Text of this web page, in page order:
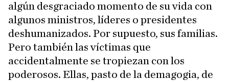
algún desgraciado momento de su vida con
algunos ministros, líderes o presidentes
deshumanizados. Por supuesto, sus familias.
Pero también las víctimas que
accidentalmente se tropiezan con los
poderosos. Ellas, pasto de la demagogia, de